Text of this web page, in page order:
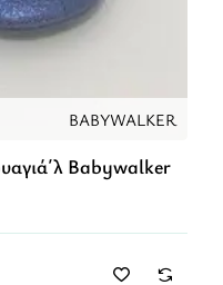
BABYWALKER
Babywalker